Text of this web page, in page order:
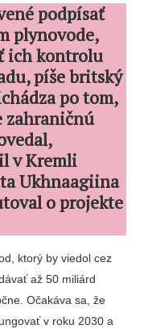
podpísať
plynovode,
ich kontrolu
píše britský
po tom,
zahraničnú
v Kremli
Ukhnaagiina
o projekte
ktorý by viedol cez
až 50 miliárd
Očakáva sa, že
v roku 2030 a